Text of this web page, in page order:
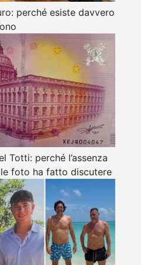
perché esiste davvero
Totti: perché l’assenza
foto ha fatto discutere